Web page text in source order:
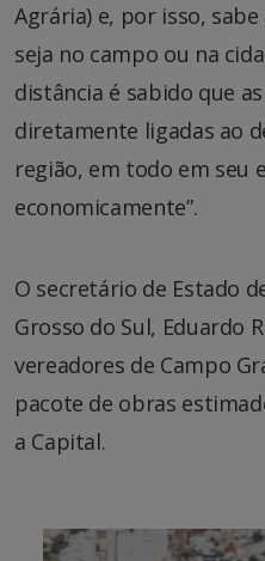
Agrária) e, por isso,
seja no campo ou na
distância é sabido que
diretamente ligadas ao
região, em todo em seu
economicamente”.
O secretário de Estado
Grosso do Sul, Eduardo
vereadores de Campo
pacote de obras
a Capital.